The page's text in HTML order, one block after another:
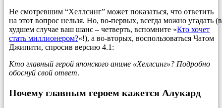
Не смотревшим “Хеллсинг” может показаться, что ответить
на этот вопрос нельзя. Но, во-первых, всегда можно угадать (в
худшем случае ваш шанс – четверть, вспомните «Кто хочет
стать миллионером?«!), а во-вторых, воспользоваться Чатом
Джипити, спросив версию 4.1:
Кто главный герой японского аниме «Хеллсинг»? Подробно
обоснуй свой ответ.
Почему главным героем кажется Алукард